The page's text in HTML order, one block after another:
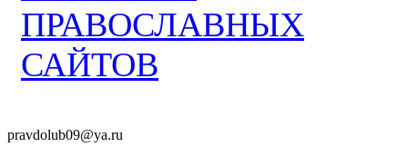
pravdolub09@ya.ru